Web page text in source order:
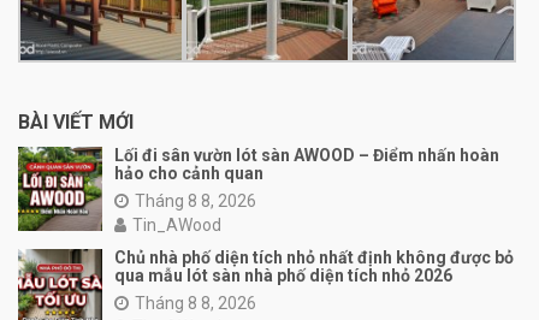
BÀI VIẾT MỚI
Lối đi sân vườn lót sàn AWOOD – Điểm nhấn hoàn
hảo cho cảnh quan
Tháng 8 8, 2026
Tin_AWood
Chủ nhà phố diện tích nhỏ nhất định không được bỏ
qua mẫu lót sàn nhà phố diện tích nhỏ 2026
Tháng 8 8, 2026